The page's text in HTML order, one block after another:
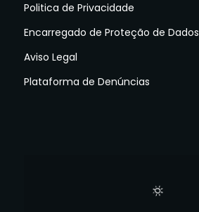
Politica de Privacidade
Encarregado de Proteção de Dados
Aviso Legal
Plataforma de Denúncias